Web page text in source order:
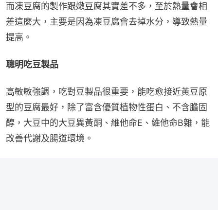
而凍豆腐的製作跟嫩豆腐其實差不多，至於熱量會相
差這麼大，主要是因為凍豆腐會去掉水分，導致熱量
提高。
聰明吃豆製品
高敏敏強調，吃對豆製品很重要，能吃愈接近黃豆原
型的豆腐最好，除了富含優質植物性蛋白、不含膽固
醇，大豆中的大豆異黃酮、維他命E、維他命B雜，能
改善代謝及腸道環境。